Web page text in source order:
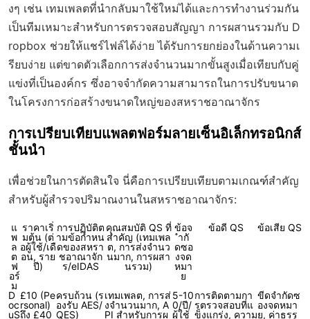
งๆ เช่น เทมเพลตที่นำกลับมาใช้ใหม่ได้และการทำงานร่วมกัน
เป็นทีมเหมาะสำหรับการตรวจสอบสัญญา การผสานรวมกับ D
ropbox ช่วยให้แชร์ไฟล์ได้ง่าย ได้รับการยกย่องในด้านความเ
รียบง่าย แต่ขาดตัวเลือกการส่งจำนวนมากขั้นสูงเมื่อเทียบกับคู่
แข่งที่เป็นองค์กร ซึ่งอาจจำกัดความสามารถในการปรับขนาด
ในโครงการก่อสร้างขนาดใหญ่ของสหราชอาณาจักร
การเปรียบเทียบแพลตฟอร์มลายเซ็นอิเล็กทรอนิกส์
ชั้นนำ
เพื่อช่วยในการตัดสินใจ นี่คือการเปรียบเทียบตามเกณฑ์สำคัญ
สำหรับผู้สำรวจปริมาณงานในสหราชอาณาจักร:
แ
พ
ล
ต
ฟ
อร์
ม
ราคาเริ่
มต้น (ต่
อผู้ใช้/เดื
อน, ราย
ปี)
การปฏิบัติต
ามข้อกำหน
ดของสหรา
ชอาณาจัก
ร/eIDAS
คุณสมบัติ QS ที่
สำคัญ (เทมเพล
ต, การส่งจำนว
นมาก, การผสา
นรวม)
ข้อจ
ำกั
ดซอ
งจด
หมา
ย
ข้อดี QS ข้อเสีย QS
D
oc
uS
£10 (Pe
rsonal)
ถึง £40
ครบถ้วน (ร
องรับ AES/
QES)
เทมเพลต, การส่
งจำนวนมาก, A
PI สำหรับการผ
5-10
0/ปี/
ผู้ใช้
การติดตามกา
รตรวจสอบที่แ
ข็งแกร่ง, ความ
ขีดจำกัดซ
องจดหมา
ย, ค่าธรร